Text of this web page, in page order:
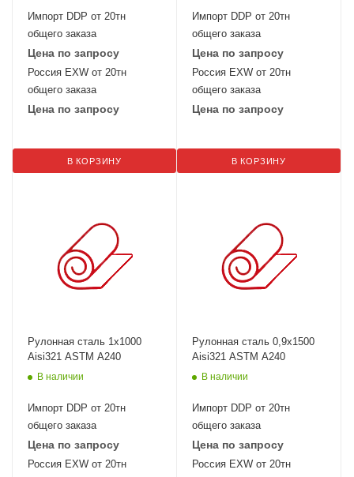
Импорт DDP от 20тн
общего заказа
Цена по запросу
Россия EXW от 20тн
общего заказа
Цена по запросу
В КОРЗИНУ
Импорт DDP от 20тн
общего заказа
Цена по запросу
Россия EXW от 20тн
общего заказа
Цена по запросу
В КОРЗИНУ
Рулонная сталь 1х1000
Aisi321 ASTM A240
В наличии
Импорт DDP от 20тн
общего заказа
Цена по запросу
Россия EXW от 20тн
Рулонная сталь 0,9х1500
Aisi321 ASTM A240
В наличии
Импорт DDP от 20тн
общего заказа
Цена по запросу
Россия EXW от 20тн